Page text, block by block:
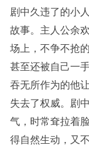
剧中久违了的小
故事。主人公余
场上，不争不抢
甚至还被自己一
吞无所作为的他
失去了权威。剧
气，时常耷拉着
得自然生动，又